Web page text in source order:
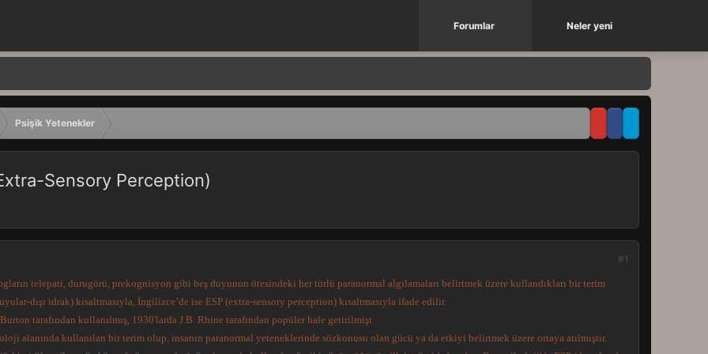
Forumlar Neler yeni
Psişik Yetenekler
Sensory Perception)
#1
telepati, durugörü, prekognisyon gibi beş duyunun ötesindeki her türlü paranormal algılamaları belirtmek üzere kullandıkları bir terim
dışı idrak) kısaltmasıyla, İngilizce’de ise ESP (extra-sensory perception) kısaltmasıyla ifade edilir.
tarafından kullanılmış, 1930'larda J.B. Rhine tarafından popüler hale getirilmişt
alanında kullanılan bir terim olup, insanın paranormal yeteneklerinde sözkonusu olan gücü ya da etkiyi belirtmek üzere ortaya atılmıştır.